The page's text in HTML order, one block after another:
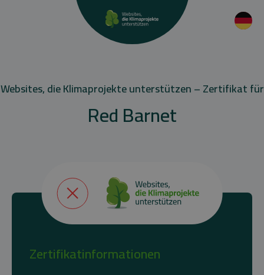
Websites, die Klimaprojekte unterstützen – Zertifikat für
Red Barnet
Zertifikatinformationen